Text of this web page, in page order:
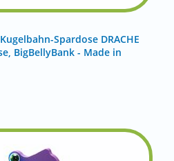
Spardose DRACHE
BigBellyBank - Made in